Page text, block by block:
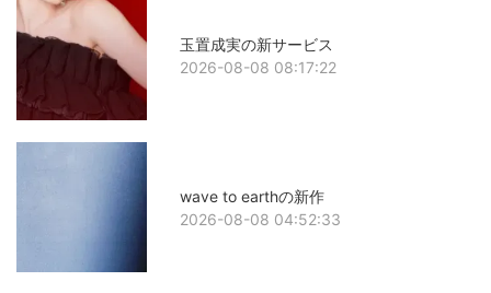
玉置成実の新サービス
2026-08-08 08:17:22
wave to earthの新作
2026-08-08 04:52:33